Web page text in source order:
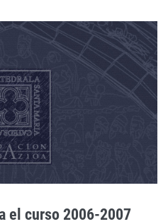
el curso 2006-2007